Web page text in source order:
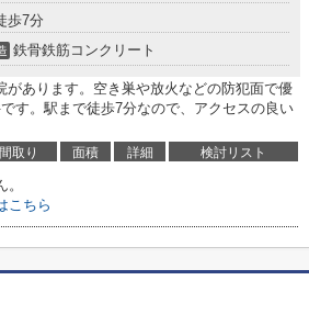
歩7分
鉄骨鉄筋コンクリート
があります。空き巣や放火などの防犯面で優
す。駅まで徒歩7分なので、アクセスの良い
間取り 面積 詳細 検討リスト
こちら